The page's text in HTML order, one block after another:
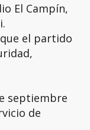
El Campín,
el partido
septiembre
de